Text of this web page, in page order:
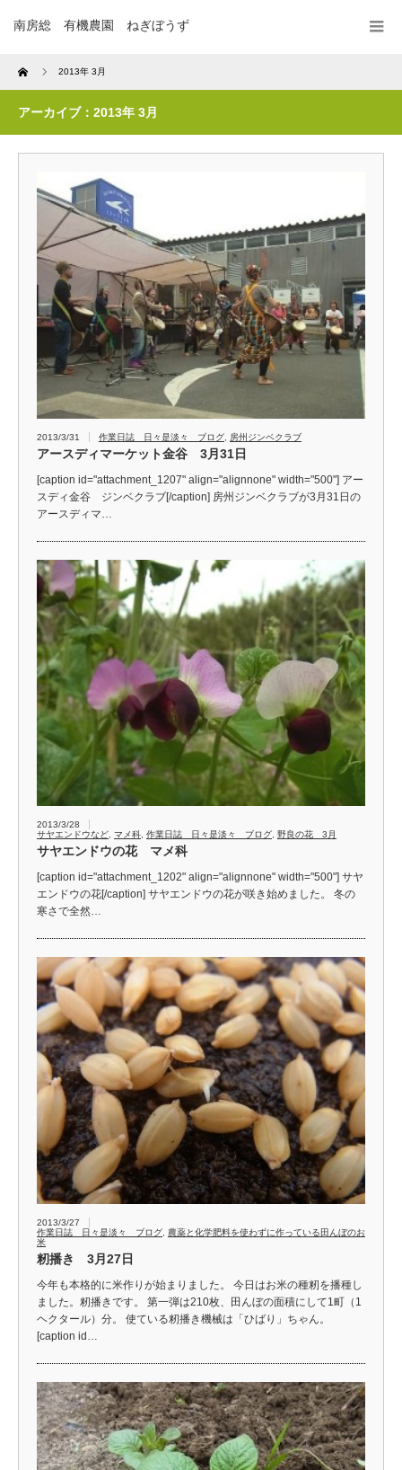
南房総 有機農園 ねぎぼうず
Home 2013年 3月
アーカイブ：2013年 3月
2013/3/31 作業日誌 日々是淡々 ブログ 房州ジンベクラブ
アースディマーケット金谷 3月31日
[caption id="attachment_1207" align="alignnone" width="500"] アー
スディ金谷 ジンベクラブ[/caption] 房州ジンベクラブが3月31日の
アースディマ…
2013/3/28
サヤエンドウなど マメ科 作業日誌 日々是淡々 ブログ 野良の花 3月
サヤエンドウの花 マメ科
[caption id="attachment_1202" align="alignnone" width="500"] サヤ
エンドウの花[/caption] サヤエンドウの花が咲き始めました。 冬の
寒さで全然…
2013/3/27
作業日誌 日々是淡々 ブログ
農薬と化学肥料を使わずに作っている田んぼのお
米
籾播き 3月27日
今年も本格的に米作りが始まりました。 今日はお米の種籾を播種し
ました。籾播きです。 第一弾は210枚、田んぼの面積にして1町（1
ヘクタール）分。 使ている籾播き機械は「ひばり」ちゃん。
[caption id…